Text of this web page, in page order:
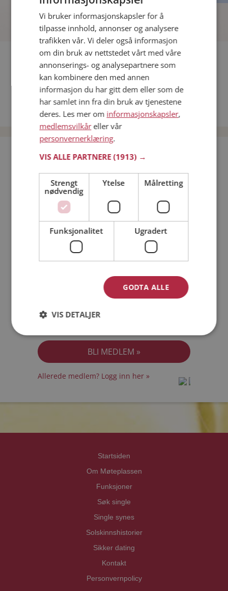
Fler single
Date menn i Norge
Date kvinner i Norge
Bli medlem gratis!
Jeg er en: Mann Kvinne
Min alder:
Jeg akseptererMedlemsvilkårene
Allerede medlem? Logg inn her »
Startsiden
Om Møteplassen
Funksjoner
Søk single
Single synes
Solskinnshistorier
Sikker dating
Kontakt
Personvernpolicy
Vi bruker informasjonskapsler for å
tilpasse innhold, annonser og analysere
trafikken vår. Vi deler også informasjon
om din bruk av nettstedet vårt med våre
annonserings- og analysepartnere som
kan kombinere den med annen
informasjon du har gitt dem eller som de
har samlet inn fra din bruk av tjenestene
deres. Les mer om informasjonskapsler,
medlemsvilkåreller vår
personvernerklæring.
VIS ALLE PARTNERE(1913) →
Strengt
nødvendig
Ytelse Målretting
Funksjonalitet Ugradert
GODTA ALLE
VIS DETALJER